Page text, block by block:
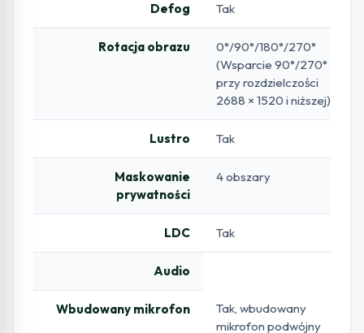
Defog Tak
Rotacja obrazu
0°/90°/180°/270°
(Wsparcie 90°/270°
przy rozdzielczości
2688 × 1520 i niższej)
Lustro Tak
Maskowanie
prywatności
4 obszary
LDC Tak
Audio
Wbudowany mikrofon
Tak, wbudowany
mikrofon podwójny